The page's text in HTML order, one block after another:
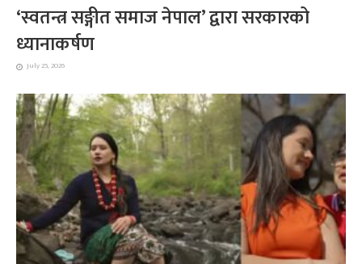
‘स्वतन्त्र सङ्गीत समाज नेपाल’ द्वारा सरकारको
ध्यानाकर्षण
July 25, 2026